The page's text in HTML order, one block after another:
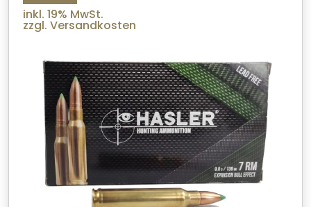
inkl. 19% MwSt.
zzgl. Versandkosten